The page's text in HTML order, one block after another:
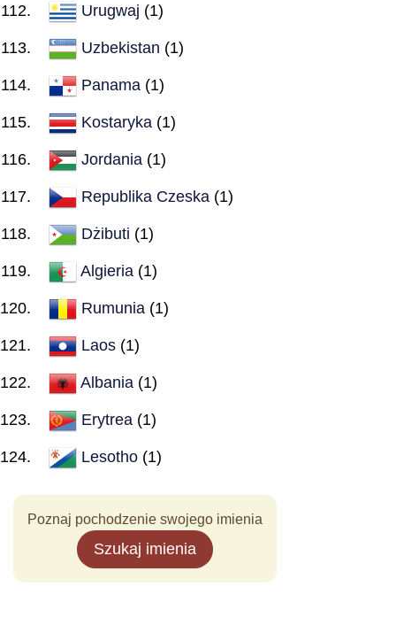
Urugwaj (1)
Uzbekistan (1)
Panama (1)
Kostaryka (1)
Jordania (1)
Republika Czeska (1)
Dżibuti (1)
Algieria (1)
Rumunia (1)
Laos (1)
Albania (1)
Erytrea (1)
Lesotho (1)
Poznaj pochodzenie swojego imienia
Szukaj imienia